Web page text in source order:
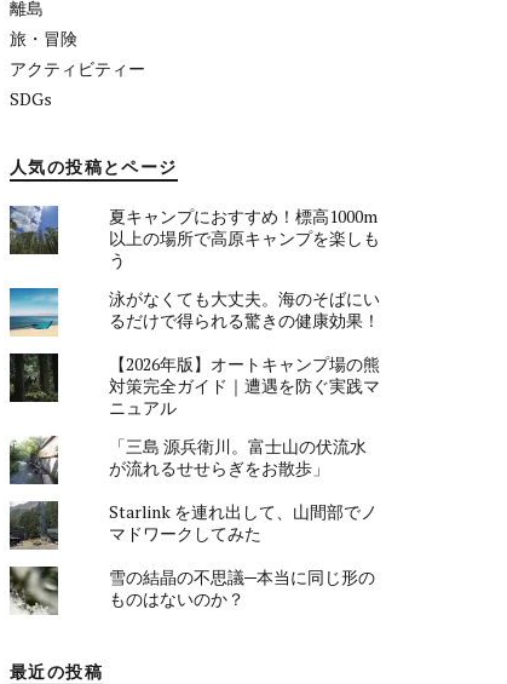
離島
旅・冒険
アクティビティー
SDGs
人気の投稿とページ
夏キャンプにおすすめ！標高1000m
以上の場所で高原キャンプを楽しも
う
泳がなくても大丈夫。海のそばにい
るだけで得られる驚きの健康効果！
【2026年版】オートキャンプ場の熊
対策完全ガイド｜遭遇を防ぐ実践マ
ニュアル
「三島 源兵衛川。富士山の伏流水
が流れるせせらぎをお散歩」
Starlink を連れ出して、山間部でノ
マドワークしてみた
雪の結晶の不思議─本当に同じ形の
ものはないのか？
最近の投稿